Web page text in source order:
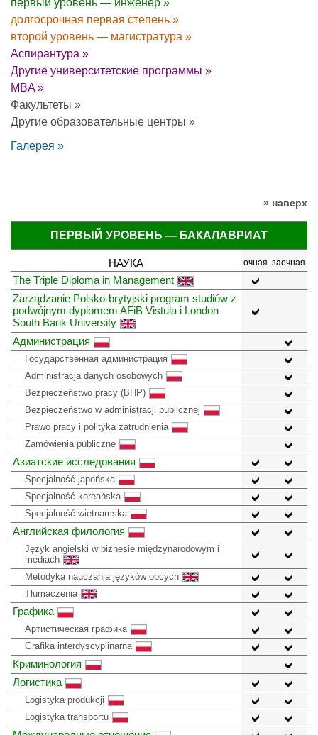
долгосрочная первая степень »
второй уровень — магистратура »
Аспирантура »
Другие университетские программы »
MBA »
Факультеты »
Другие образовательные центры »
Галерея »
» наверх
ПЕРВЫЙ УРОВЕНЬ — БАКАЛАВРИАТ
НАУКА очная заочная
The Triple Diploma in Management
Zarządzanie Polsko-brytyjski program studiów z
podwójnym dyplomem AFiB Vistula i London
South Bank University
Администрация
Государственная администрация
Administracja danych osobowych
Bezpieczeństwo pracy (BHP)
Bezpieczeństwo w administracji publicznej
Prawo pracy i polityka zatrudnienia
Zamówienia publiczne
Азиатские исследования
Specjalność japońska
Specjalność koreańska
Specjalność wietnamska
Английская филология
Język angielski w biznesie międzynarodowym i
mediach
Metodyka nauczania języków obcych
Tłumaczenia
Графика
Артистическая графика
Grafika interdyscyplinarna
Криминология
Логистика
Logistyka produkcji
Logistyka transportu